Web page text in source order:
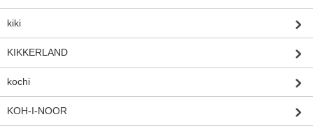
kiki
KIKKERLAND
kochi
KOH-I-NOOR